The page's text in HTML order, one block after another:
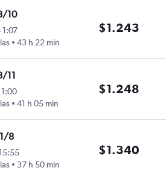
10
1:07
43 h 22 min
$1.243
11
1:00
41 h 05 min
$1.248
8
15:55
37 h 50 min
$1.340